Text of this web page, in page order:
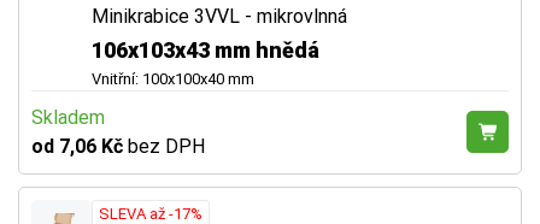
Minikrabice 3VVL - mikrovlnná
106x103x43 mm hnědá
Vnitřní: 100x100x40 mm
Skladem
od 7,06 Kč bez DPH
SLEVA až -17%